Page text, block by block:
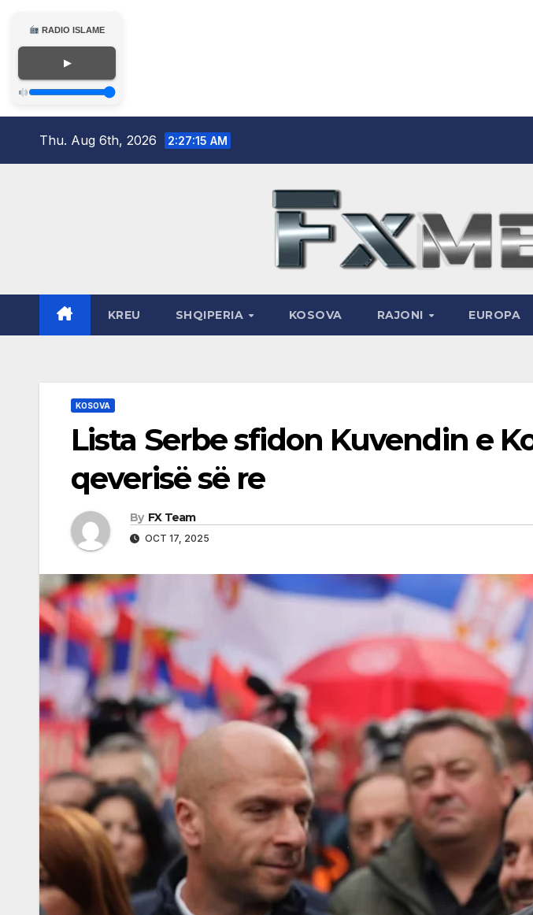
RADIO ISLAME
▶
Thu. Aug 6th, 2026 2:27:17 AM
KREU SHQIPERIA KOSOVA RAJONI EUROPA
KOSOVA
Lista Serbe sfidon Kuvendin e
qeverisë së re
By FX Team
OCT 17, 2025